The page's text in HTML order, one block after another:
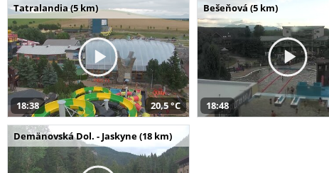
Tatralandia (5 km)
18:38 20,5 °C
Bešeňová (5 km)
18:48
Demänovská Dol. - Jaskyne (18 km)